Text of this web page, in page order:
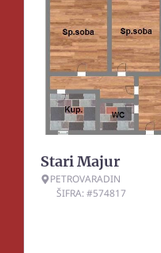
Stari Majur
PETROVARADIN
ŠIFRA: #574817